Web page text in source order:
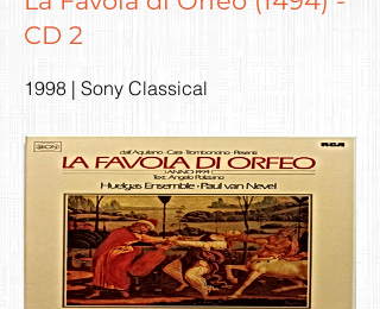
CD 2
1998 | Sony Classical